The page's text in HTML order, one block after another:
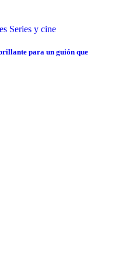
Series y cine
para un guión que